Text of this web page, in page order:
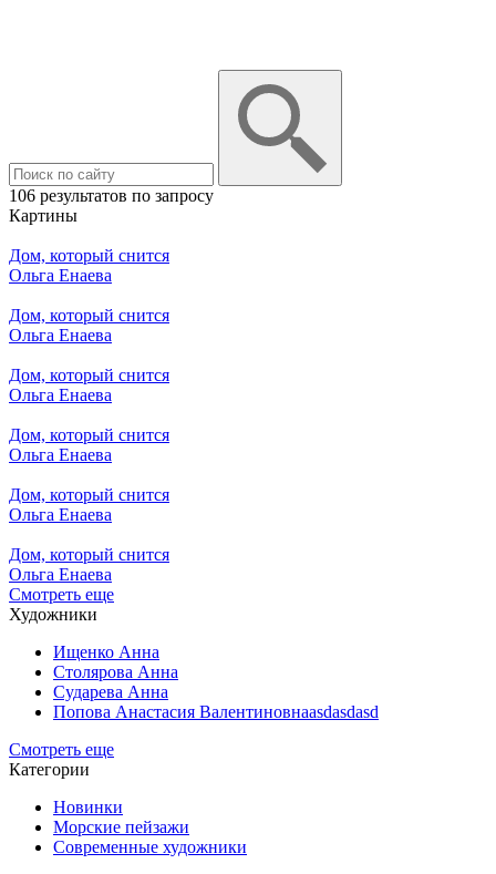
106 результатов по запросу
Картины
Дом, который снится
Ольга Енаева
Дом, который снится
Ольга Енаева
Дом, который снится
Ольга Енаева
Дом, который снится
Ольга Енаева
Дом, который снится
Ольга Енаева
Дом, который снится
Ольга Енаева
Смотреть еще
Художники
Ищенко Анна
Столярова Анна
Сударева Анна
Попова Анастасия Валентиновнаasdasdasd
Смотреть еще
Категории
Новинки
Морские пейзажи
Современные художники